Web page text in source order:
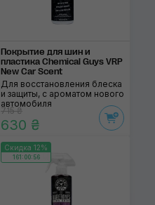
Покрытие для шин и
пластика Chemical Guys VRP
New Car Scent
Для восстановления блеска
и защиты, с ароматом нового
автомобиля
715 ₴
630 ₴
Скидка 12%
161:00:56